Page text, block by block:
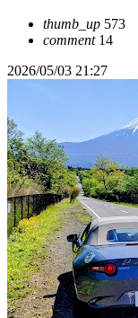
thumb_up 573
comment14
2026/05/03 21:27